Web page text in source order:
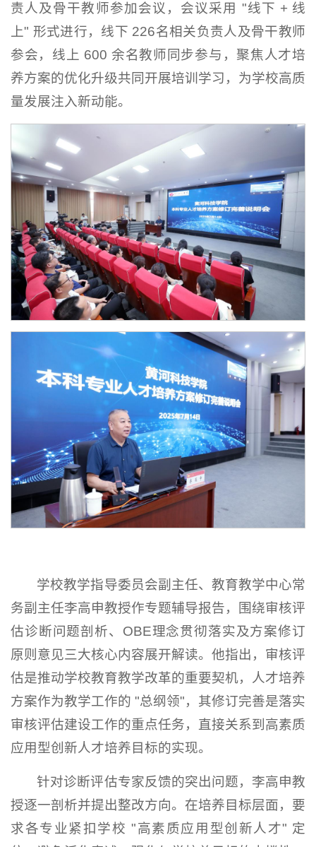
责人及骨干教师参加会议，会议采用 "线下 + 线
上" 形式进行，线下 226名相关负责人及骨干教师
参会，线上 600 余名教师同步参与，聚焦人才培
养方案的优化升级共同开展培训学习，为学校高质
量发展注入新动能。
学校教学指导委员会副主任、教育教学中心常
务副主任李高申教授作专题辅导报告，围绕审核评
估诊断问题剖析、OBE理念贯彻落实及方案修订
原则意见三大核心内容展开解读。他指出，审核评
估是推动学校教育教学改革的重要契机，人才培养
方案作为教学工作的 "总纲领"，其修订完善是落实
审核评估建设工作的重点任务，直接关系到高素质
应用型创新人才培养目标的实现。
针对诊断评估专家反馈的突出问题，李高申教
授逐一剖析并提出整改方向。在培养目标层面，要
求各专业紧扣学校 "高素质应用型创新人才" 定